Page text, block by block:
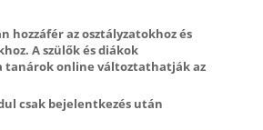
hozzáfér az osztályzatokhoz és
A szülők és diákok
tanárok online változtathatják az
csak bejelentkezés után